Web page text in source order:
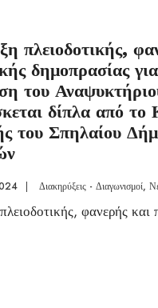
πλειοδοτικής,
δημοπρασίας
του
δίπλα από το
του Σπηλαίου
| Διακηρύξεις - Διαγωνισμοί,
φανερής και